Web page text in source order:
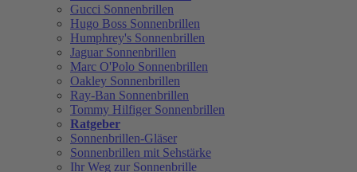
Gucci Sonnenbrillen
Hugo Boss Sonnenbrillen
Humphrey's Sonnenbrillen
Jaguar Sonnenbrillen
Marc O'Polo Sonnenbrillen
Oakley Sonnenbrillen
Ray-Ban Sonnenbrillen
Tommy Hilfiger Sonnenbrillen
Ratgeber
Sonnenbrillen-Gläser
Sonnenbrillen mit Sehstärke
Ihr Weg zur Sonnenbrille